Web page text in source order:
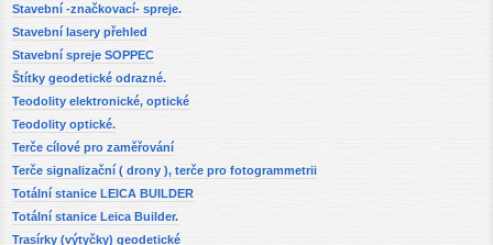
Stavební -značkovací- spreje.
Stavební lasery přehled
Stavební spreje SOPPEC
Štítky geodetické odrazné.
Teodolity elektronické, optické
Teodolity optické.
Terče cílové pro zaměřování
Terče signalizační ( drony ), terče pro fotogrammetrii
Totální stanice LEICA BUILDER
Totální stanice Leica Builder.
Trasírky (výtyčky) geodetické